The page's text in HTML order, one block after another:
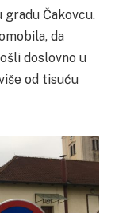
gradu Čakovcu.
da
doslovno u
od tisuću